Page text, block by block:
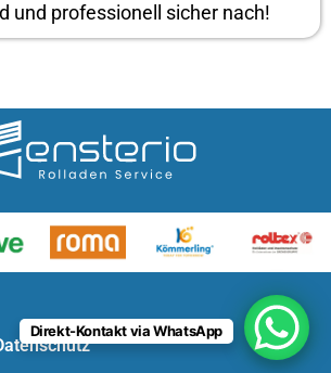
und professionell sicher nach!
Direkt-Kontakt via WhatsApp